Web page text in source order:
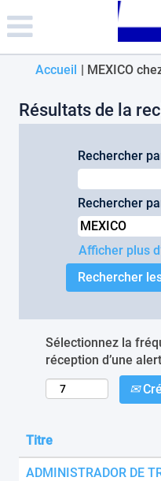
note:
This
website
includes
accessibility
system.
Accueil | MEXICO
Résultats de la
Rechercher
Rechercher
Afficher plus
Sélectionnez la
réception d’une
Titre
ADMINISTRADOR DE